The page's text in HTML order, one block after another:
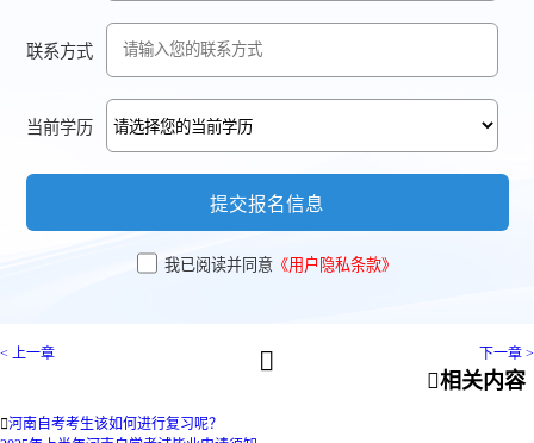
联系方式
当前学历
提交报名信息
我已阅读并同意 《用户隐私条款》
< 上一章  下一章 >
相关内容
河南自考考生该如何进行复习呢？